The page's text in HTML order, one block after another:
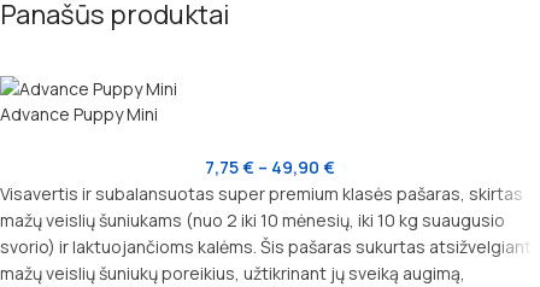
Panašūs produktai
Advance Puppy Mini
7,75€ – 49,90 €
Visavertis ir subalansuotas super premium klasės pašaras, skirtas
mažų veislių šuniukams (nuo 2 iki 10 mėnesių, iki 10 kg suaugusio
svorio) ir laktuojančioms kalėms. Šis pašaras sukurtas atsižvelgiant į
mažų veislių šuniukų poreikius, užtikrinant jų sveiką augimą,